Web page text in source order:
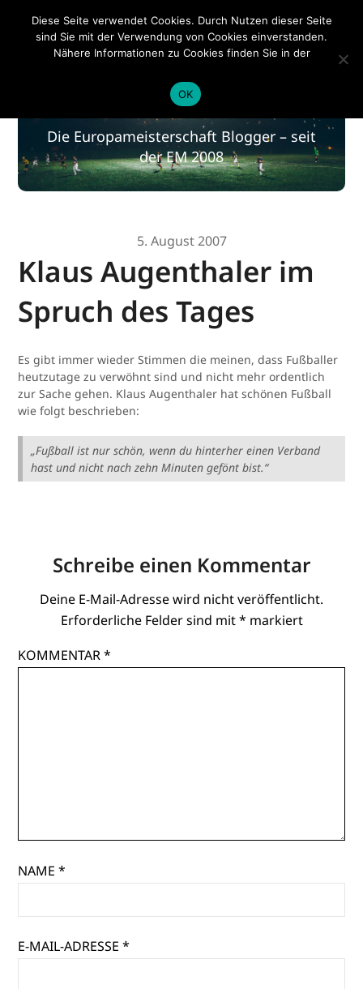
EM 2020
EM 2020
Die Europameisterschaft Blogger – seit
der EM 2008
5. August 2007
Klaus Augenthaler im
Spruch des Tages
Es gibt immer wieder Stimmen die meinen, dass Fußballer
heutzutage zu verwöhnt sind und nicht mehr ordentlich
zur Sache gehen. Klaus Augenthaler hat schönen Fußball
wie folgt beschrieben:
„Fußball ist nur schön, wenn du hinterher einen Verband
hast und nicht nach zehn Minuten gefönt bist.“
Schreibe einen Kommentar
Deine E-Mail-Adresse wird nicht veröffentlicht.
Erforderliche Felder sind mit* markiert
KOMMENTAR*
NAME*
E-MAIL-ADRESSE*
Diese Seite verwendet Cookies. Durch Nutzen dieser Seite
sind Sie mit der Verwendung von Cookies einverstanden.
Nähere Informationen zu Cookies finden Sie in der
OK